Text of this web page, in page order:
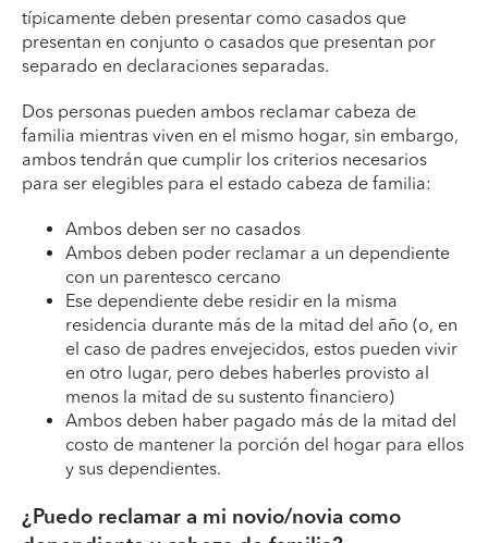
típicamente deben presentar como casados que
presentan en conjunto o casados que presentan por
separado en declaraciones separadas.
Dos personas pueden ambos reclamar cabeza de
familia mientras viven en el mismo hogar, sin embargo,
ambos tendrán que cumplir los criterios necesarios
para ser elegibles para el estado cabeza de familia:
Ambos deben ser no casados
Ambos deben poder reclamar a un dependiente
con un parentesco cercano
Ese dependiente debe residir en la misma
residencia durante más de la mitad del año (o, en
el caso de padres envejecidos, estos pueden vivir
en otro lugar, pero debes haberles provisto al
menos la mitad de su sustento financiero)
Ambos deben haber pagado más de la mitad del
costo de mantener la porción del hogar para ellos
y sus dependientes.
¿Puedo reclamar a mi novio/novia como